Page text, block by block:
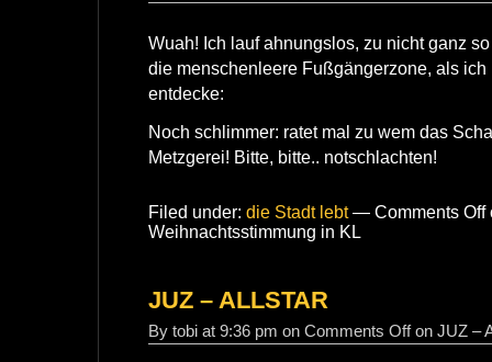
Wuah! Ich lauf ahnungslos, zu nicht ganz
die menschenleere Fußgängerzone, als
entdecke:
Noch schlimmer: ratet mal zu wem das
Metzgerei! Bitte, bitte.. notschlachten!
Filed under: die Stadt lebt— Comments Off
Weihnachtsstimmung in KL
JUZ – ALLSTAR
By tobi at 9:36 pm on Comments Offon JUZ –